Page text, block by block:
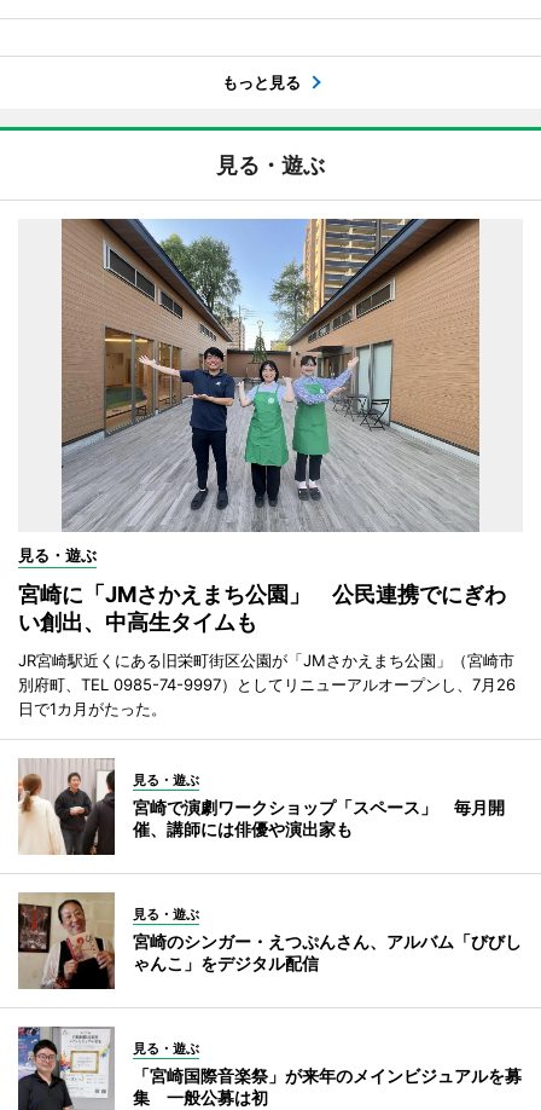
もっと見る
見る・遊ぶ
見る・遊ぶ
宮崎に「JMさかえまち公園」 公民連携でにぎわ
い創出、中高生タイムも
JR宮崎駅近くにある旧栄町街区公園が「JMさかえまち公園」（宮崎市
別府町、TEL 0985-74-9997）としてリニューアルオープンし、7月26
日で1カ月がたった。
見る・遊ぶ
宮崎で演劇ワークショップ「スペース」 毎月開
催、講師には俳優や演出家も
見る・遊ぶ
宮崎のシンガー・えつぷんさん、アルバム「びびし
ゃんこ」をデジタル配信
見る・遊ぶ
「宮崎国際音楽祭」が来年のメインビジュアルを募
集 一般公募は初